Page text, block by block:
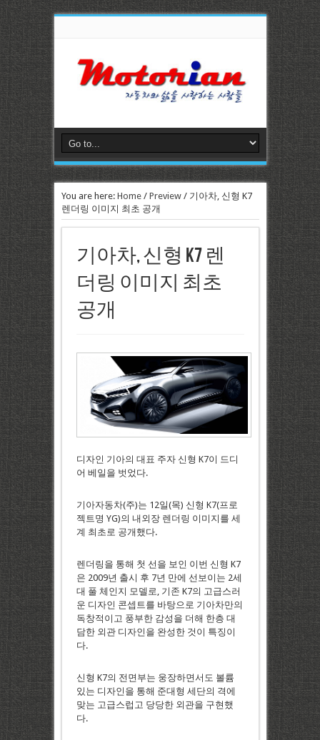
You are here: Home/ Preview/ 기아차, 신형 K7
렌더링 이미지 최초 공개
기아차, 신형 K7 렌
더링 이미지 최초
공개
디자인 기아의 대표 주자 신형 K7이 드디
어 베일을 벗었다.
기아자동차(주)는 12일(목) 신형 K7(프로
젝트명 YG)의 내외장 렌더링 이미지를 세
계 최초로 공개했다.
렌더링을 통해 첫 선을 보인 이번 신형 K7
은 2009년 출시 후 7년 만에 선보이는 2세
대 풀 체인지 모델로, 기존 K7의 고급스러
운 디자인 콘셉트를 바탕으로 기아차만의
독창적이고 풍부한 감성을 더해 한층 대
담한 외관 디자인을 완성한 것이 특징이
다.
신형 K7의 전면부는 웅장하면서도 볼륨
있는 디자인을 통해 준대형 세단의 격에
맞는 고급스럽고 당당한 외관을 구현했
다.